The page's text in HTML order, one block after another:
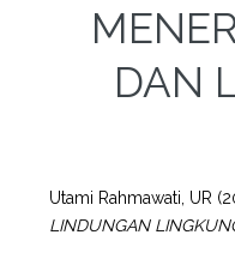
DAN
Utami Rahmawati, UR
LINDUNGAN